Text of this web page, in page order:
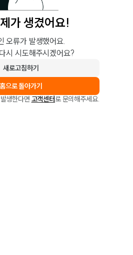
가 생겼어요!
오류가 발생했어요.
시 시도해주시겠어요?
새로고침하기
홈으로 돌아가기
생한다면 고객센터로 문의해주세요.